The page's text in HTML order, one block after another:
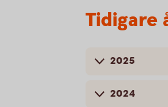
Tidigare
2025
2024